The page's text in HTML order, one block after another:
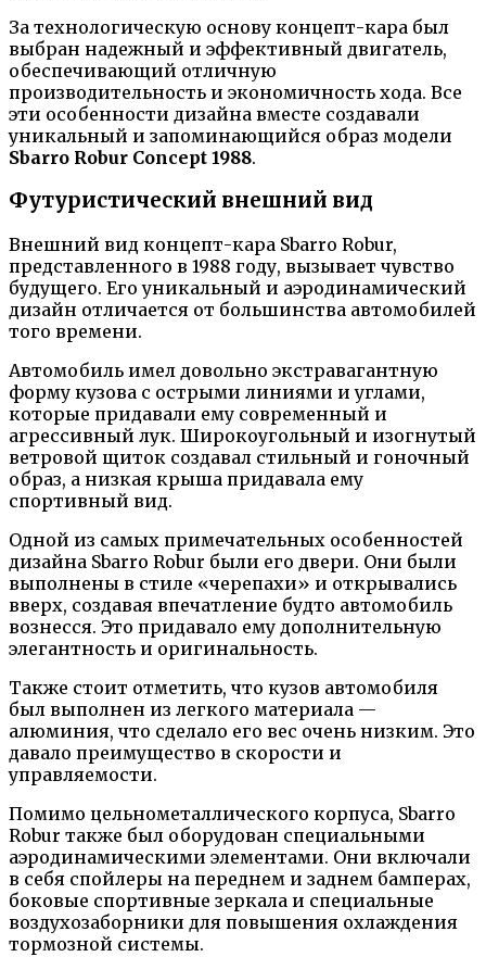
За технологическую основу концепт-кара был
выбран надежный и эффективный двигатель,
обеспечивающий отличную
производительность и экономичность хода. Все
эти особенности дизайна вместе создавали
уникальный и запоминающийся образ модели
Sbarro Robur Concept 1988.
Футуристический внешний вид
Внешний вид концепт-кара Sbarro Robur,
представленного в 1988 году, вызывает чувство
будущего. Его уникальный и аэродинамический
дизайн отличается от большинства автомобилей
того времени.
Автомобиль имел довольно экстравагантную
форму кузова с острыми линиями и углами,
которые придавали ему современный и
агрессивный лук. Широкоугольный и изогнутый
ветровой щиток создавал стильный и гоночный
образ, а низкая крыша придавала ему
спортивный вид.
Одной из самых примечательных особенностей
дизайна Sbarro Robur были его двери. Они были
выполнены в стиле «черепахи» и открывались
вверх, создавая впечатление будто автомобиль
вознесся. Это придавало ему дополнительную
элегантность и оригинальность.
Также стоит отметить, что кузов автомобиля
был выполнен из легкого материала —
алюминия, что сделало его вес очень низким. Это
давало преимущество в скорости и
управляемости.
Помимо цельнометаллического корпуса, Sbarro
Robur также был оборудован специальными
аэродинамическими элементами. Они включали
в себя спойлеры на переднем и заднем бамперах,
боковые спортивные зеркала и специальные
воздухозаборники для повышения охлаждения
тормозной системы.